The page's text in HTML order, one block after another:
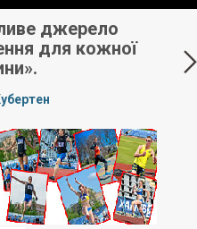
джерело
для кожної